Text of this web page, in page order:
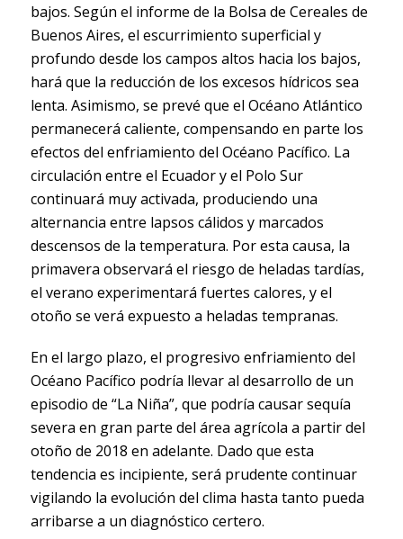
bajos. Según el informe de la Bolsa de Cereales de
Buenos Aires, el escurrimiento superficial y
profundo desde los campos altos hacia los bajos,
hará que la reducción de los excesos hídricos sea
lenta. Asimismo, se prevé que el Océano Atlántico
permanecerá caliente, compensando en parte los
efectos del enfriamiento del Océano Pacífico. La
circulación entre el Ecuador y el Polo Sur
continuará muy activada, produciendo una
alternancia entre lapsos cálidos y marcados
descensos de la temperatura. Por esta causa, la
primavera observará el riesgo de heladas tardías,
el verano experimentará fuertes calores, y el
otoño se verá expuesto a heladas tempranas.
En el largo plazo, el progresivo enfriamiento del
Océano Pacífico podría llevar al desarrollo de un
episodio de “La Niña”, que podría causar sequía
severa en gran parte del área agrícola a partir del
otoño de 2018 en adelante. Dado que esta
tendencia es incipiente, será prudente continuar
vigilando la evolución del clima hasta tanto pueda
arribarse a un diagnóstico certero.